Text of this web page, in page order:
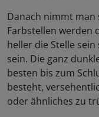
Danach nimmt man
Farbstellen werden
heller die Stelle
sein. Die ganz
besten bis zum
besteht,
oder ähnliches zu